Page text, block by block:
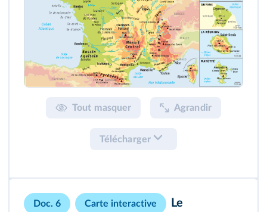
Tout masquer Agrandir
Télécharger
Doc. 6 Carte interactive
Le